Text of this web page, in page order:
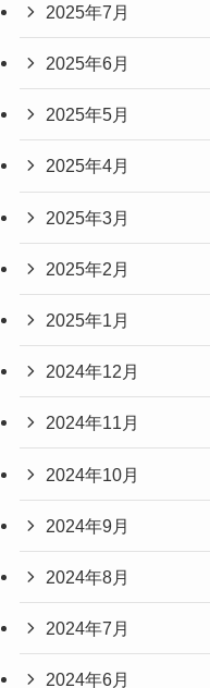
2025年7月
2025年6月
2025年5月
2025年4月
2025年3月
2025年2月
2025年1月
2024年12月
2024年11月
2024年10月
2024年9月
2024年8月
2024年7月
2024年6月